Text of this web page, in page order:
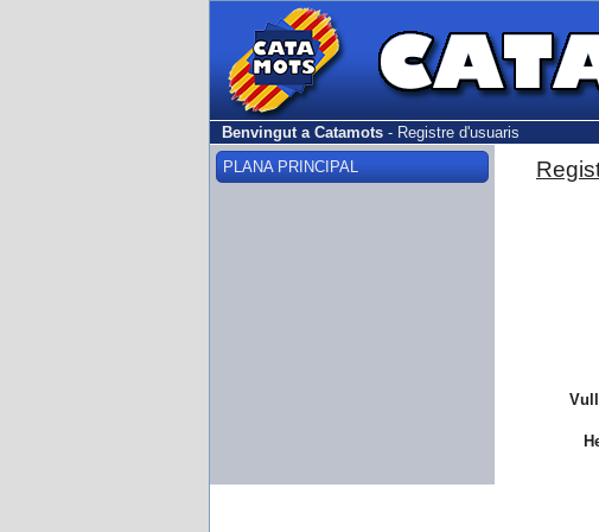
Benvingut a Catamots - Registre d'usuaris
PLANA PRINCIPAL